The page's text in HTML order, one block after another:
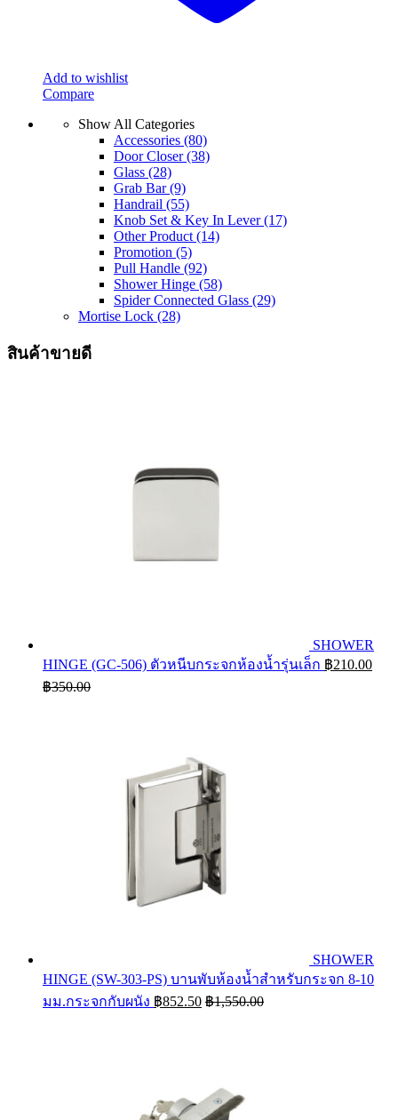
Add to wishlist
Compare
Show All Categories
Accessories (80)
Door Closer(38)
Glass (28)
Grab Bar(9)
Handrail (55)
Knob Set & Key In Lever(17)
Other Product (14)
Promotion (5)
Pull Handle (92)
Shower Hinge (58)
Spider Connected Glass (29)
Mortise Lock (28)
สินค้าขายดี
SHOWER
HINGE (GC-506) ตัวหนีบกระจกห้องน้ำรุ่นเล็ก ฿210.00
฿350.00
SHOWER
HINGE (SW-303-PS) บานพับห้องน้ำสำหรับกระจก 8-10
มม.กระจกกับผนัง ฿852.50 ฿1,550.00